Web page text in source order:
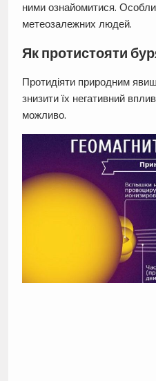
ними ознайомитися.
метеозалежних людей.
Як протистояти
Протидіяти природним
знизити їх негативний
можливо.